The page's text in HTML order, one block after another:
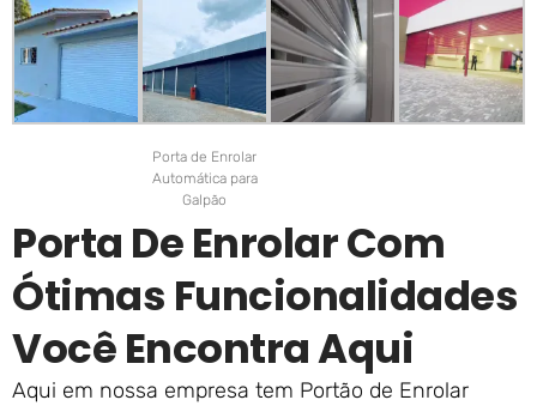
Porta de Enrolar
Automática para
Galpão
Porta De Enrolar Com
Ótimas Funcionalidades
Você Encontra Aqui
Aqui em nossa empresa tem Portão de Enrolar